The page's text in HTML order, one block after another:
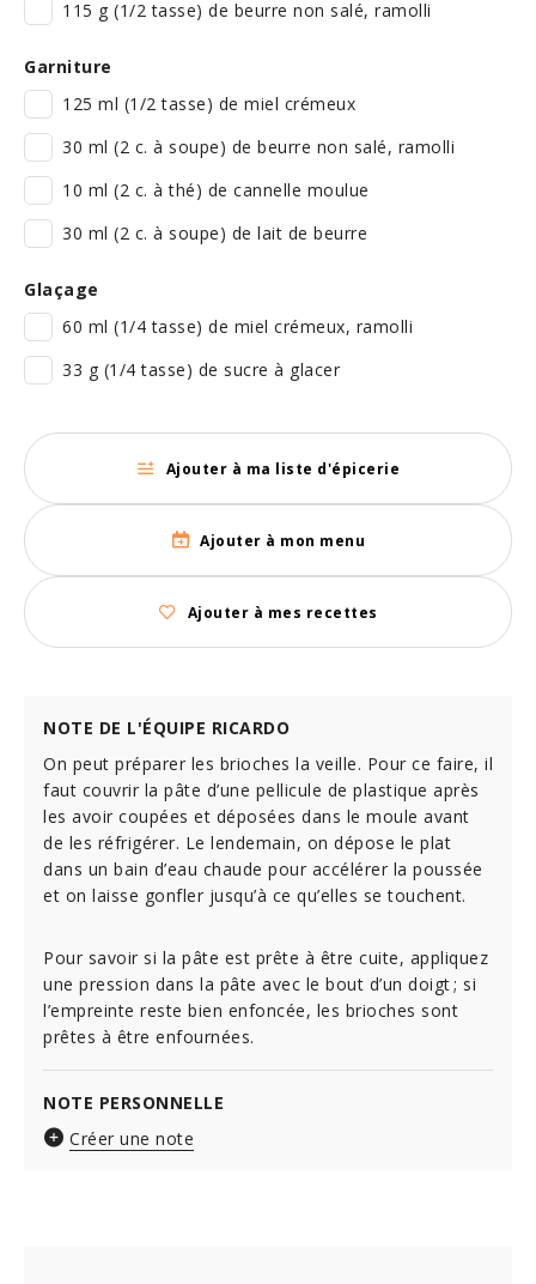
115 g (1/2 tasse) de beurre non salé, ramolli
Garniture
125 ml (1/2 tasse) de miel crémeux
30 ml (2 c. à soupe) de beurre non salé, ramolli
10 ml (2 c. à thé) de cannelle moulue
30 ml (2 c. à soupe) de lait de beurre
Glaçage
60 ml (1/4 tasse) de miel crémeux, ramolli
33 g (1/4 tasse) de sucre à glacer
Ajouter à ma liste d'épicerie
Ajouter à mon menu
Ajouter à mes recettes
NOTE DE L'ÉQUIPE RICARDO
On peut préparer les brioches la veille. Pour ce faire, il
faut couvrir la pâte d’une pellicule de plastique après
les avoir coupées et déposées dans le moule avant
de les réfrigérer. Le lendemain, on dépose le plat
dans un bain d’eau chaude pour accélérer la poussée
et on laisse gonfler jusqu’à ce qu’elles se touchent.
Pour savoir si la pâte est prête à être cuite, appliquez
une pression dans la pâte avec le bout d’un doigt ; si
l’empreinte reste bien enfoncée, les brioches sont
prêtes à être enfournées.
NOTE PERSONNELLE
Créer une note